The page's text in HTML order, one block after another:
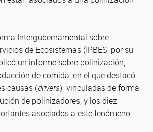
Intergubernamental sobre
de Ecosistemas (IPBES, por su
un informe sobre polinización,
de comida, en el que destacó
causas (drivers) vinculadas de forma
de polinizadores, y los diez
asociados a este fenómeno.